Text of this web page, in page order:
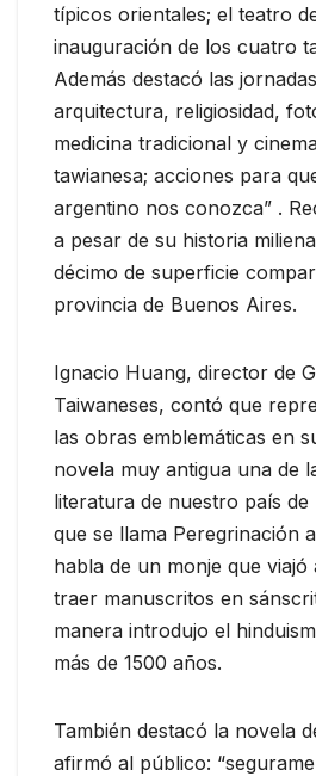
típicos orientales; el teatro
inauguración de los cuatro
Además destacó las
arquitectura, religiosidad,
medicina tradicional y
tawianesa; acciones para
argentino nos conozca” .
a pesar de su historia
décimo de superficie
provincia de Buenos Aires.
Ignacio Huang, director de
Taiwaneses, contó que
las obras emblemáticas en
novela muy antigua una de
literatura de nuestro país
que se llama Peregrinación
habla de un monje que viajó
traer manuscritos en
manera introdujo el
más de 1500 años.
También destacó la novela
afirmó al público: